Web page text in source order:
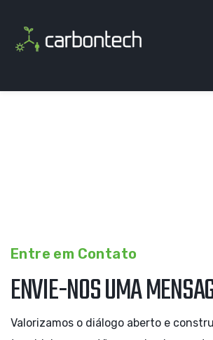
Entre em Contato
ENVIE-NOS UMA
Valorizamos o diálogo aberto e